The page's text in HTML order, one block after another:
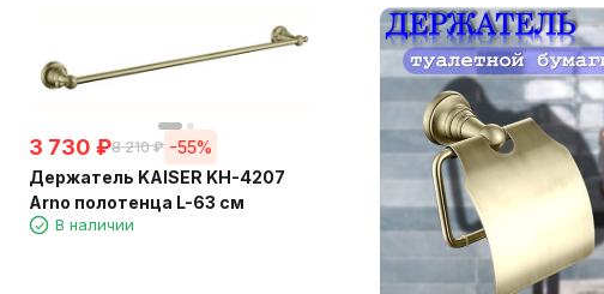
3 730 ₽8 210 ₽ -55%
Держатель KAISER KH-4207
Arno полотенца L-63 см
В наличии